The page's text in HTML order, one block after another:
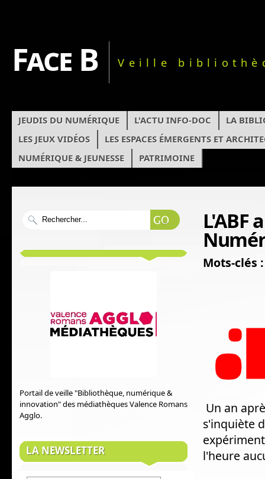
Face B Veille
JEUDIS DU NUMÉRIQUE L'ACTU INFO-DOC
LA
LES JEUX VIDÉOS
LES ESPACES ÉMERGENTS ET
NUMÉRIQUE & JEUNESSE
PATRIMOINE
L'ABF
Mots-clés :
Un an
s'inquiète
l'heure
Portail de veille "Bibliothèque, numérique &
innovation" des médiathèques Valence Romans
Agglo.
LA NEWSLETTER